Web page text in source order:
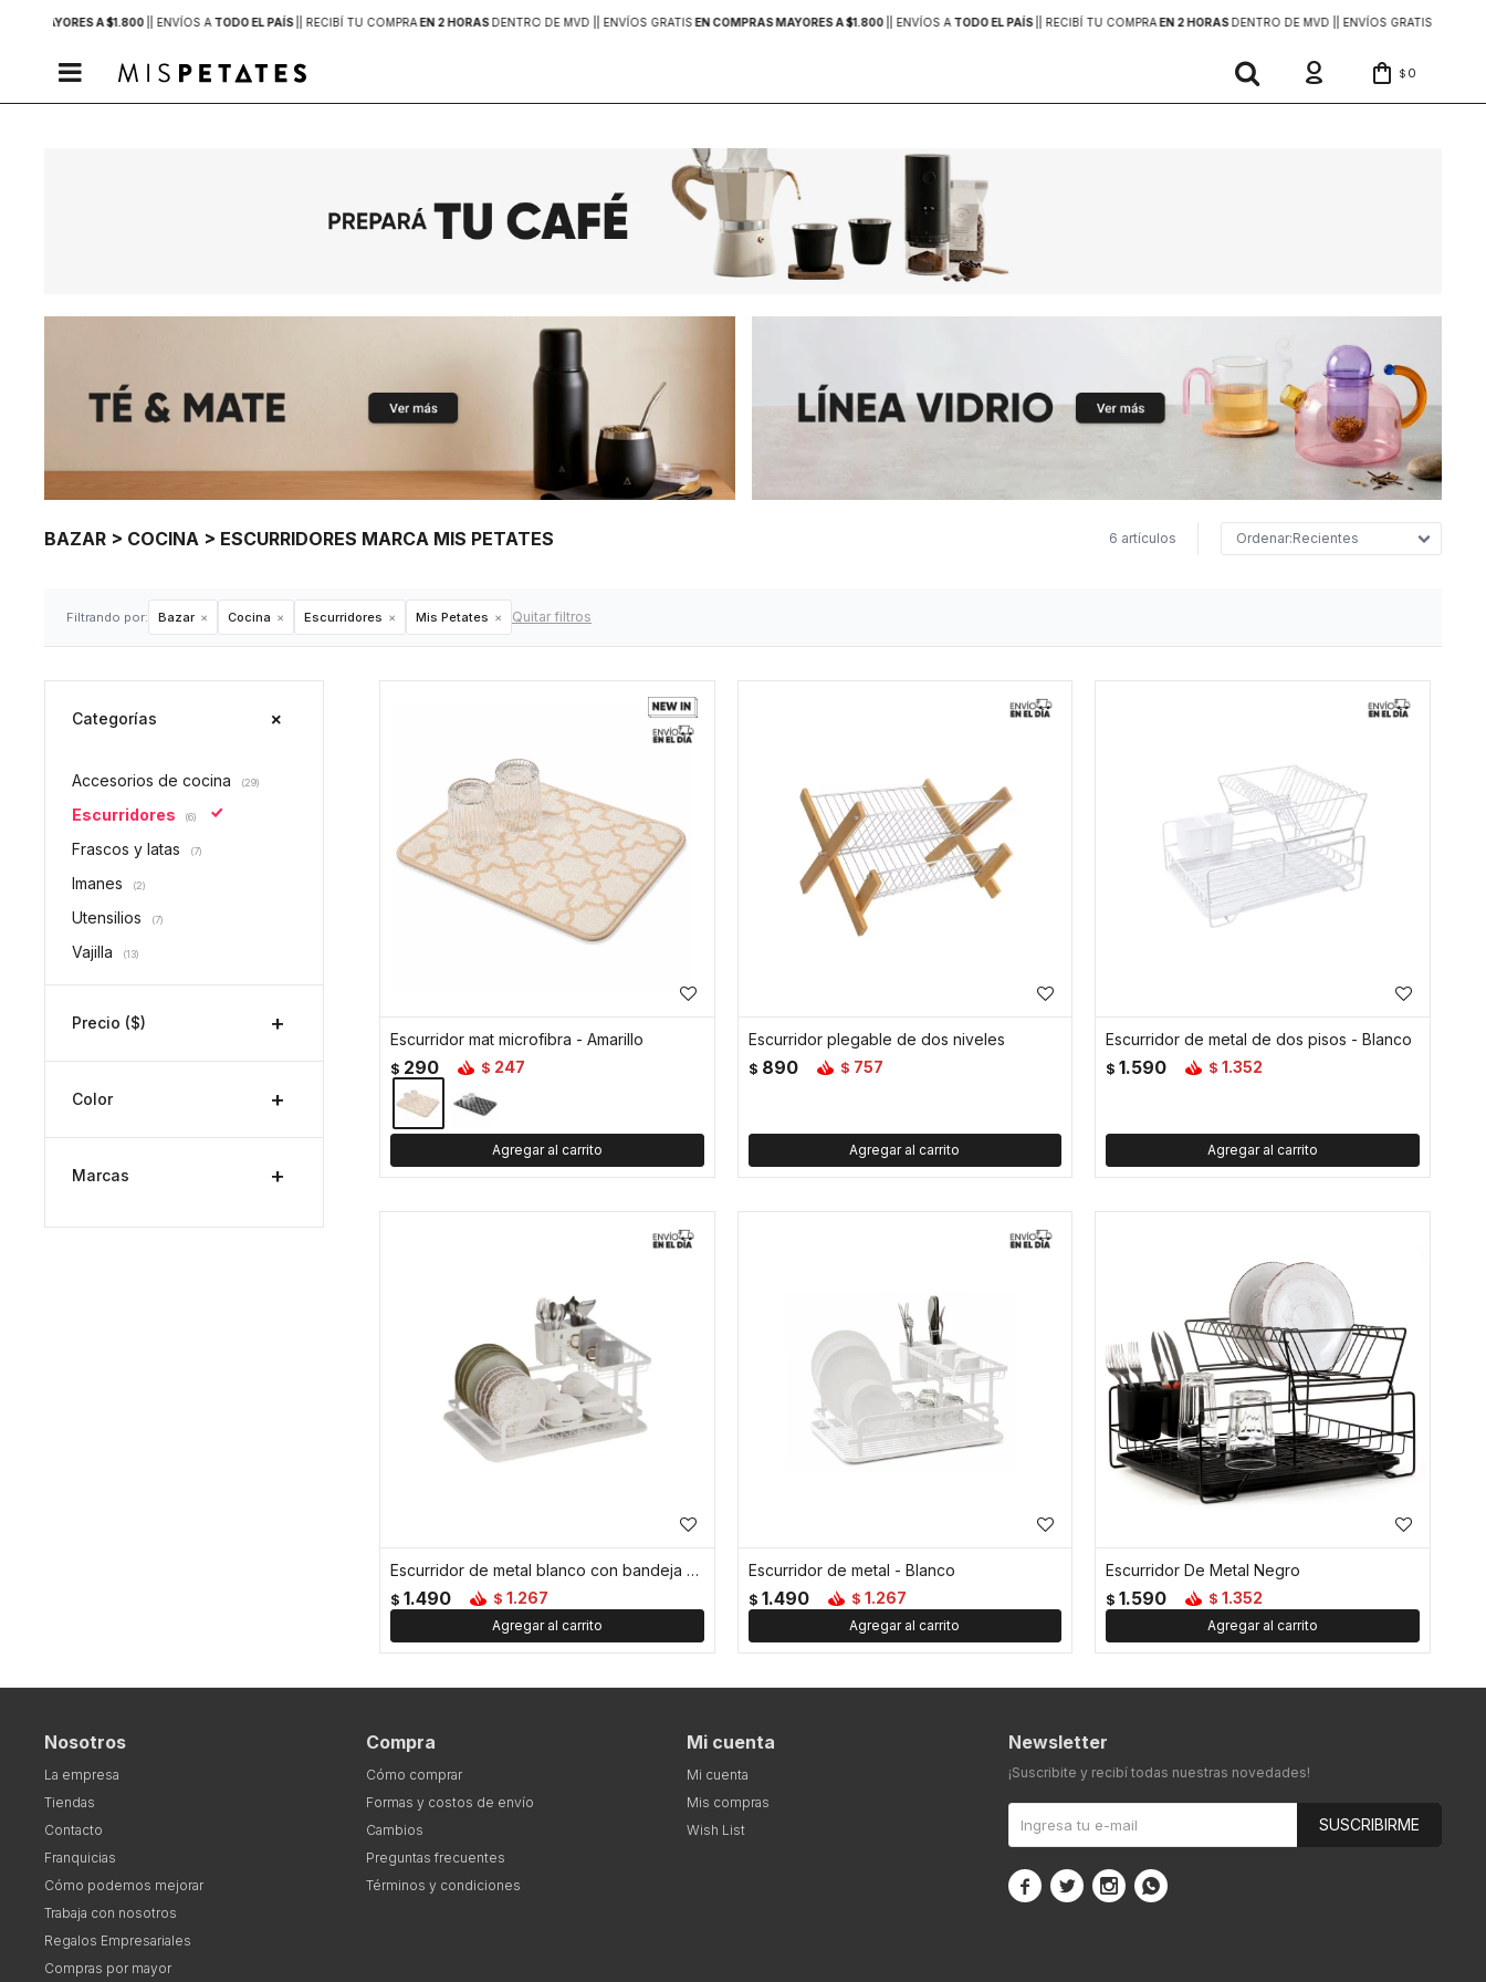
MAYORES A $1.800 | ENVÍOS A TODO EL PAÍS | RECIBÍ TU COMPRAEN 2 HORASDENTRO DE MVD | | ENVÍOS GRATISEN COMPRAS MAYORES A $1.800 | ENVÍOS A TODO EL PAÍS | RECIBÍ TU COMPRAEN 2 HORASDENTRO DE MVD | | ENVÍOS GRATIS
 $ 0
BAZAR > COCINA > ESCURRIDORES MARCA MIS PETATES 6 artículos Recientes
Filtrando por: Bazar Cocina Escurridores Mis Petates Quitar filtros
Escurridor mat microfibra - Amarillo
$ 290 $ 247
Escurridor plegable de dos niveles
$ 890 $ 757
Escurridor de metal de dos pisos - Blanco
$ 1.590 $ 1.352
Escurridor de metal blanco con bandeja - Blanco
$ 1.490 $ 1.267
Escurridor de metal - Blanco
$ 1.490 $ 1.267
Escurridor De Metal Negro
$ 1.590 $ 1.352
Categorías
Accesorios de cocina (29)
Escurridores (6)
Frascos y latas (7)
Imanes (2)
Utensilios (7)
Vajilla (13)
Precio ($)
Color
Marcas
Nosotros
La empresa
Tiendas
Contacto
Franquicias
Cómo podemos mejorar
Trabaja con nosotros
Regalos Empresariales
Compras por mayor
Compra
Cómo comprar
Formas y costos de envío
Cambios
Preguntas frecuentes
Términos y condiciones
Mi cuenta
Mi cuenta
Mis compras
Wish List
Newsletter
¡Suscribite y recibí todas nuestras novedades!
SUSCRIBIRME
   